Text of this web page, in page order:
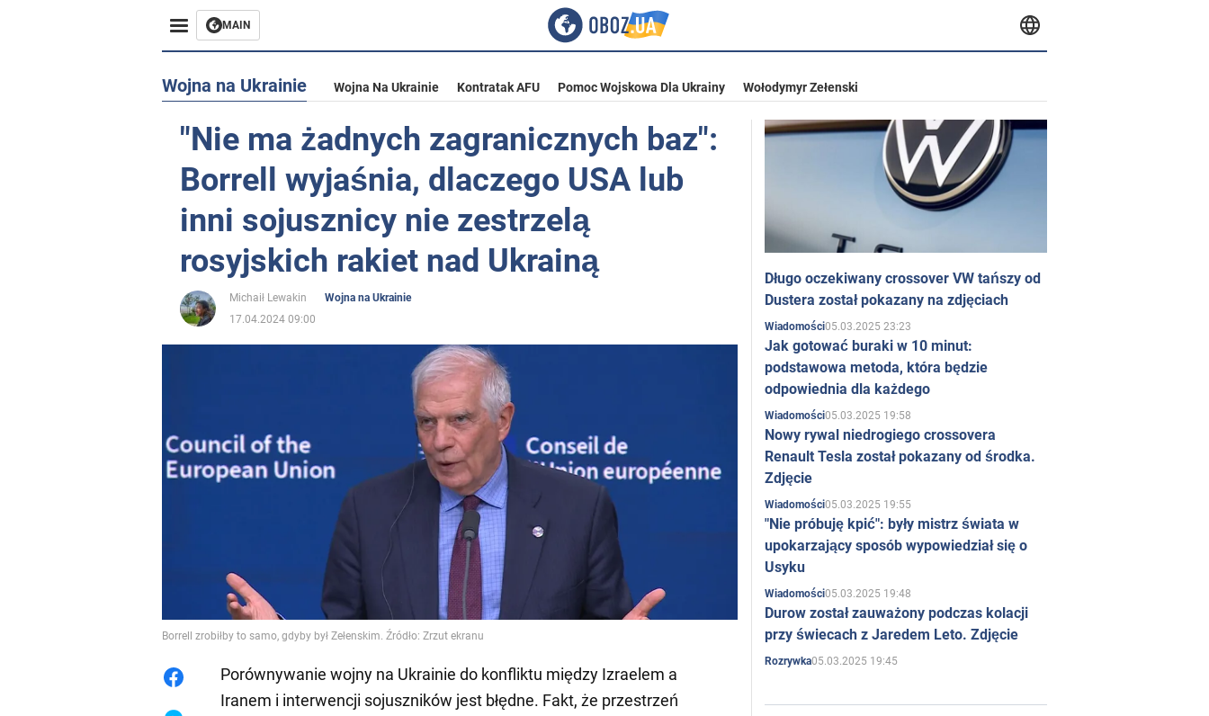
MAIN
Wojna na Ukrainie Wojna Na Ukrainie Kontratak AFU Pomoc Wojskowa Dla Ukrainy Wołodymyr Zełenski
"Nie ma żadnych zagranicznych baz":
Borrell wyjaśnia, dlaczego USA lub
inni sojusznicy nie zestrzelą
rosyjskich rakiet nad Ukrainą
Michaił Lewakin
Wojna na Ukrainie
17.04.2024 09:00
Borrell zrobiłby to samo, gdyby był Zełenskim. Źródło: Zrzut ekranu
Porównywanie wojny na Ukrainie do konfliktu między Izraelem a
Iranem i interwencji sojuszników jest błędne. Fakt, że przestrzeń
Długo oczekiwany crossover VW tańszy od
Dustera został pokazany na zdjęciach
Wiadomości05.03.2025 23:23
Jak gotować buraki w 10 minut:
podstawowa metoda, która będzie
odpowiednia dla każdego
Wiadomości05.03.2025 19:58
Nowy rywal niedrogiego crossovera
Renault Tesla został pokazany od środka.
Zdjęcie
Wiadomości05.03.2025 19:55
"Nie próbuję kpić": były mistrz świata w
upokarzający sposób wypowiedział się o
Usyku
Wiadomości05.03.2025 19:48
Durow został zauważony podczas kolacji
przy świecach z Jaredem Leto. Zdjęcie
Rozrywka05.03.2025 19:45